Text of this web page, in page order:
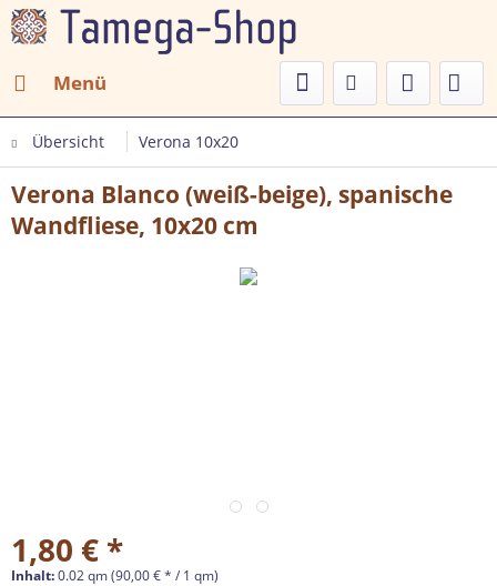
Menü
Übersicht Verona 10x20
Verona Blanco (weiß-beige), spanische
Wandfliese, 10x20 cm
1,80 € *
Inhalt:0.02 qm (90,00 € * / 1 qm)